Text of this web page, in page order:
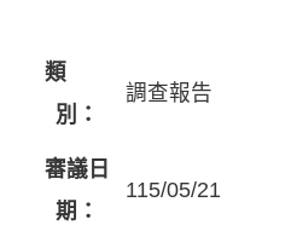
類
別：
調查報告
審議日
期：
115/05/21